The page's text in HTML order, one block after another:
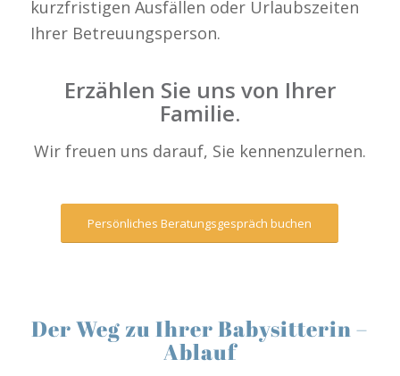
kurzfristigen Ausfällen oder Urlaubszeiten
Ihrer Betreuungsperson.
Erzählen Sie uns von Ihrer
Familie.
Wir freuen uns darauf, Sie kennenzulernen.
Persönliches Beratungsgespräch buchen
Der Weg zu Ihrer Babysitterin –
Ablauf